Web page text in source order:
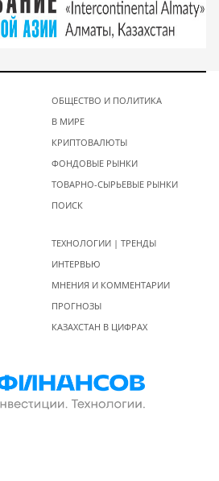
ОБЩЕСТВО И ПОЛИТИКА
В МИРЕ
КРИПТОВАЛЮТЫ
ФОНДОВЫЕ РЫНКИ
ТОВАРНО-СЫРЬЕВЫЕ РЫНКИ
ПОИСК
ТЕХНОЛОГИИ | ТРЕНДЫ
ИНТЕРВЬЮ
МНЕНИЯ И КОММЕНТАРИИ
ПРОГНОЗЫ
КАЗАХСТАН В ЦИФРАХ